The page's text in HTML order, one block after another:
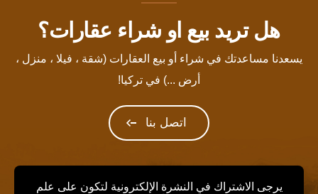
هل تريد بيع او شراء عقارات؟
يسعدنا مساعدتك في شراء أو بيع العقارات (شقة ، فيلا ، منزل ،
أرض ...) في تركيا!
اتصل بنا
يرجى الاشتراك في النشرة الإلكترونية لتكون على علم